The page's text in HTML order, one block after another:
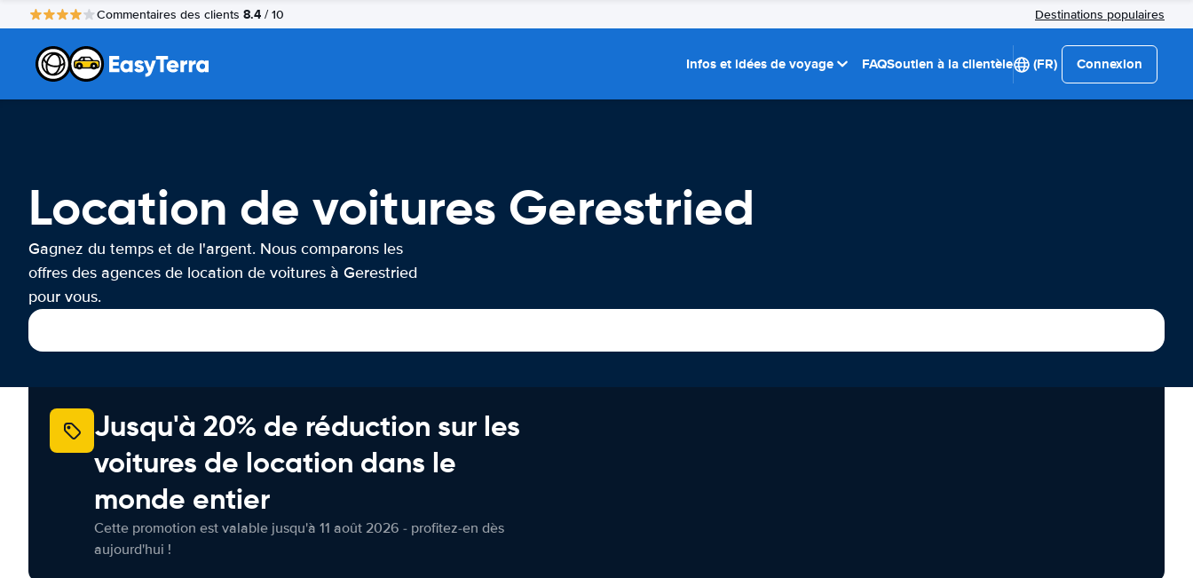
Commentaires des clients 8.4 / 10 Destinations populaires
Infos et idées de voyage FAQSoutien à la clientèle (FR) Connexion
Location de voitures Gerestried
Gagnez du temps et de l'argent. Nous comparons les
offres des agences de location de voitures à Gerestried
pour vous.
Jusqu'à 20% de réduction sur les
voitures de location dans le
monde entier
Cette promotion est valable jusqu'à 11 août 2026 - profitez-en dès
aujourd'hui !